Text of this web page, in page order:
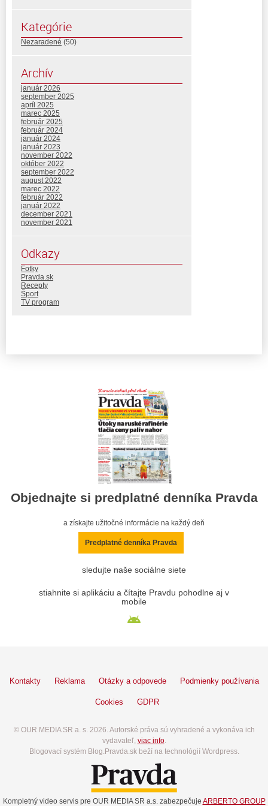
Kategórie
Nezaradené (50)
Archív
január 2026
september 2025
apríl 2025
marec 2025
február 2025
február 2024
január 2024
január 2023
november 2022
október 2022
september 2022
august 2022
marec 2022
február 2022
január 2022
december 2021
november 2021
Odkazy
Fotky
Pravda.sk
Recepty
Šport
TV program
Objednajte si predplatné denníka Pravda
a získajte užitočné informácie na každý deň
Predplatné denníka Pravda
sledujte naše sociálne siete
stiahnite si aplikáciu a čítajte Pravdu pohodlne aj v
mobile
Kontakty Reklama Otázky a odpovede Podmienky používania
Cookies GDPR
© OUR MEDIA SR a. s. 2026. Autorské práva sú vyhradené a vykonáva ich
vydavateľ, viac info.
Blogovací systém Blog.Pravda.sk beží na technológií Wordpress.
Kompletný video servis pre OUR MEDIA SR a.s. zabezpečuje ARBERTO GROUP